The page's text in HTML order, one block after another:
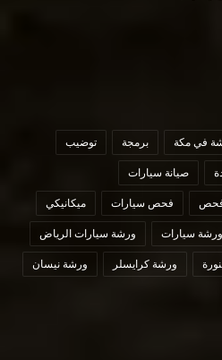
في مكة برمجة توضيب
صيانة سيارات
فحص سيارات ميكانيكي
ورشة سيارات ورشة سيارات الرياض
ورشة كرايسلر ورشة نيسان